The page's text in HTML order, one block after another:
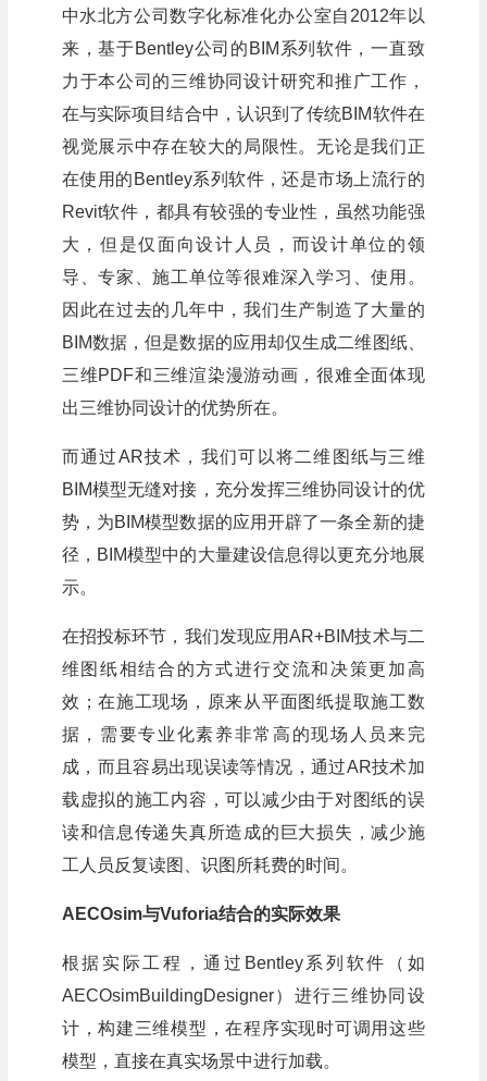
中水北方公司数字化标准化办公室自2012年以
来，基于Bentley公司的BIM系列软件，一直致
力于本公司的三维协同设计研究和推广工作，
在与实际项目结合中，认识到了传统BIM软件在
视觉展示中存在较大的局限性。无论是我们正
在使用的Bentley系列软件，还是市场上流行的
Revit软件，都具有较强的专业性，虽然功能强
大，但是仅面向设计人员，而设计单位的领
导、专家、施工单位等很难深入学习、使用。
因此在过去的几年中，我们生产制造了大量的
BIM数据，但是数据的应用却仅生成二维图纸、
三维PDF和三维渲染漫游动画，很难全面体现
出三维协同设计的优势所在。
而通过AR技术，我们可以将二维图纸与三维
BIM模型无缝对接，充分发挥三维协同设计的优
势，为BIM模型数据的应用开辟了一条全新的捷
径，BIM模型中的大量建设信息得以更充分地展
示。
在招投标环节，我们发现应用AR+BIM技术与二
维图纸相结合的方式进行交流和决策更加高
效；在施工现场，原来从平面图纸提取施工数
据，需要专业化素养非常高的现场人员来完
成，而且容易出现误读等情况，通过AR技术加
载虚拟的施工内容，可以减少由于对图纸的误
读和信息传递失真所造成的巨大损失，减少施
工人员反复读图、识图所耗费的时间。
AECOsim与Vuforia结合的实际效果
根据实际工程，通过Bentley系列软件（如
AECOsimBuildingDesigner）进行三维协同设
计，构建三维模型，在程序实现时可调用这些
模型，直接在真实场景中进行加载。